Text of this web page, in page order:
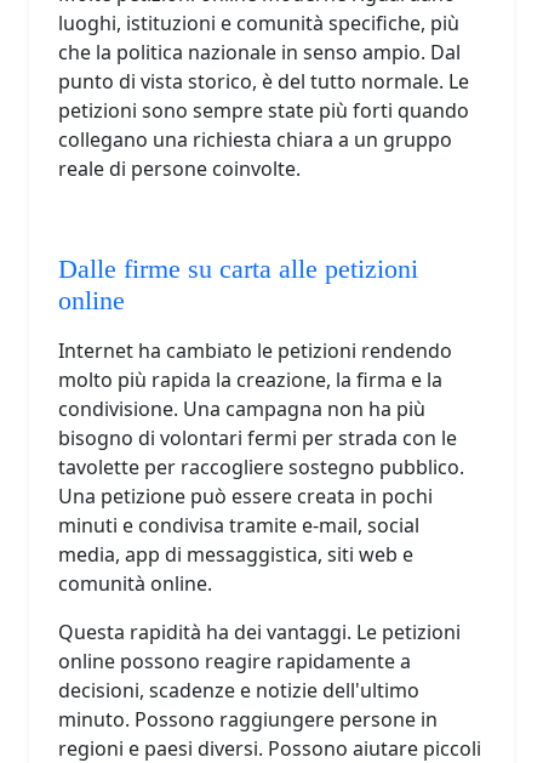
luoghi, istituzioni e comunità specifiche, più
che la politica nazionale in senso ampio. Dal
punto di vista storico, è del tutto normale. Le
petizioni sono sempre state più forti quando
collegano una richiesta chiara a un gruppo
reale di persone coinvolte.
Dalle firme su carta alle petizioni
online
Internet ha cambiato le petizioni rendendo
molto più rapida la creazione, la firma e la
condivisione. Una campagna non ha più
bisogno di volontari fermi per strada con le
tavolette per raccogliere sostegno pubblico.
Una petizione può essere creata in pochi
minuti e condivisa tramite e-mail, social
media, app di messaggistica, siti web e
comunità online.
Questa rapidità ha dei vantaggi. Le petizioni
online possono reagire rapidamente a
decisioni, scadenze e notizie dell'ultimo
minuto. Possono raggiungere persone in
regioni e paesi diversi. Possono aiutare piccoli